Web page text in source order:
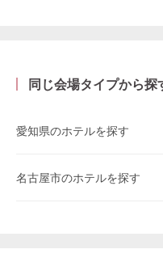
同じ会場タイプから探
愛知県のホテルを探す
名古屋市のホテルを探す